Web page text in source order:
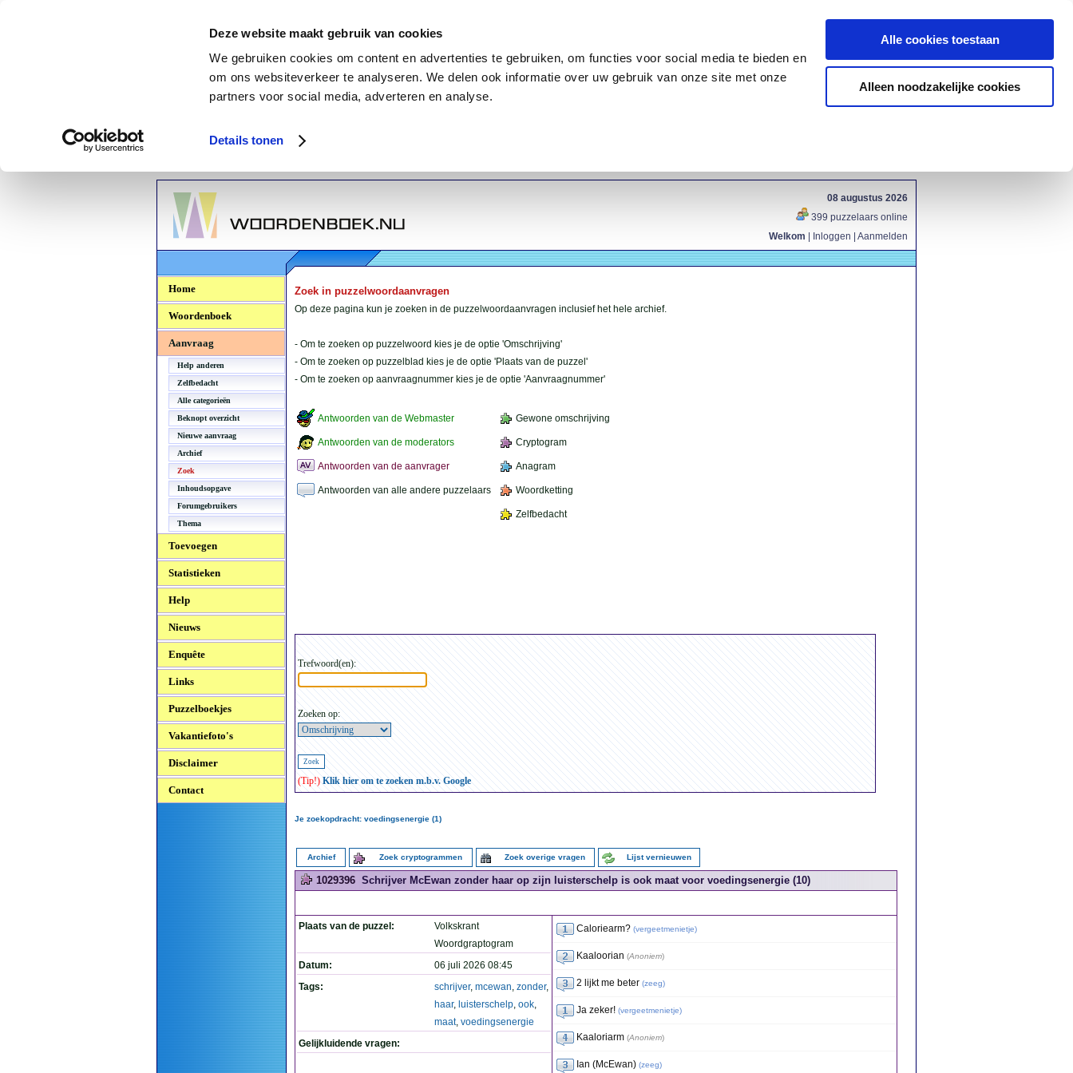
Deze website maakt gebruik van cookies
We gebruiken cookies om content en advertenties te gebruiken, om functies voor social media te bieden en
om ons websiteverkeer te analyseren. We delen ook informatie over uw gebruik van onze site met onze
partners voor social media, adverteren en analyse.
Details tonen
Alle cookies toestaan
Alleen noodzakelijke cookies
Woordenboek.NU
08 augustus 2026
399 puzzelaars online
Welkom
Inloggen Aanmelden
Home
Woordenboek
Aanvraag
Help anderen
Zelfbedacht
Alle categorieën
Beknopt overzicht
Nieuwe aanvraag
Archief
Zoek
Inhoudsopgave
Forumgebruikers
Thema
Toevoegen
Statistieken
Help
Nieuws
Enquête
Links
Puzzelboekjes
Vakantiefoto's
Disclaimer
Contact
Zoek in puzzelwoordaanvragen
Op deze pagina kun je zoeken in de puzzelwoordaanvragen inclusief het hele archief.
- Om te zoeken op puzzelwoord kies je de optie 'Omschrijving'
- Om te zoeken op puzzelblad kies je de optie 'Plaats van de puzzel'
- Om te zoeken op aanvraagnummer kies je de optie 'Aanvraagnummer'
Antwoorden van de Webmaster Gewone omschrijving
Antwoorden van de moderators Cryptogram
Antwoorden van de aanvrager Anagram
Antwoorden van alle andere puzzelaars Woordketting
Zelfbedacht
Trefwoord(en):
Zoeken op:
(Tip!) Klik hier om te zoeken m.b.v. Google
Je zoekopdracht: voedingsenergie (1)
Archief Zoek cryptogrammen Zoek overige vragen Lijst vernieuwen
1029396 Schrijver McEwan zonder haar op zijn luisterschelp is ook maat voor voedingsenergie (10)
Plaats van de puzzel:
Volkskrant
Woordgraptogram
Datum:
06 juli 2026 08:45
Tags:
schrijver, mcewan, zonder,
haar, luisterschelp, ook,
maat, voedingsenergie
Gelijkluidende vragen:
Caloriearm? (vergeetmenietje)
Kaaloorian (Anoniem)
2 lijkt me beter (zeeg)
Ja zeker! (vergeetmenietje)
Kaaloriarm (Anoniem)
Ian (McEwan) (zeeg)